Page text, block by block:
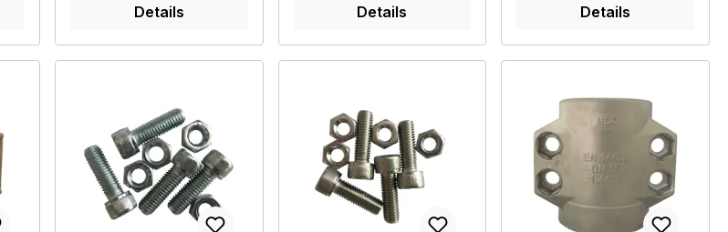
Details Details Details